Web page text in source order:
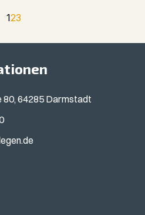
123
64285 Darmstadt